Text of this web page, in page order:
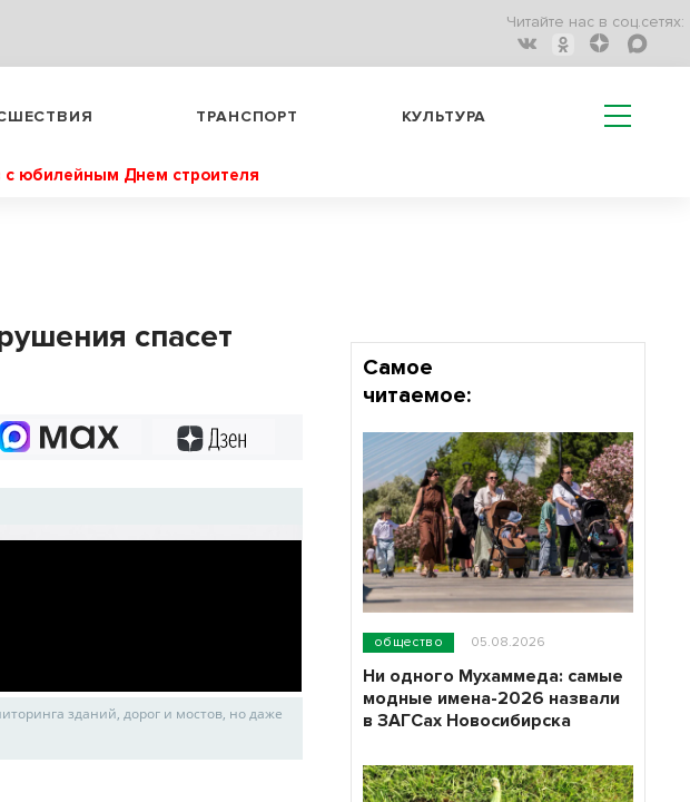
Читайте нас в соц.сетях:
ТРАНСПОРТ КУЛЬТУРА
с юбилейным Днем строителя
спасет
зданий, дорог и мостов, но даже
Самое
читаемое:
общество 05.08.2026
Ни одного Мухаммеда: самые
модные имена-2026 назвали
в ЗАГСах Новосибирска